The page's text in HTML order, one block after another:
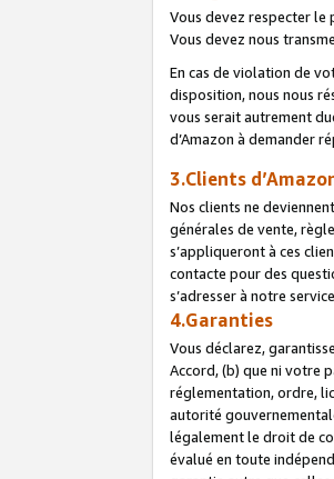
Vous devez respecter le
Vous devez nous
En cas de violation de
disposition, nous nous
vous serait autrement
d’Amazon à demander
3.Clients
Nos clients ne
générales de vente,
s’appliqueront à ces
contacte pour des
s’adresser à notre
4.Garanties
Vous déclarez,
Accord, (b) que ni votre
réglementation, ordre,
autorité
légalement le droit de
évalué en toute